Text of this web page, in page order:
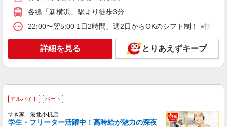
キープ 詳細を見る
パート
未経験OK！ピザハットピザメイクスタッフ
神奈川県横浜市港北区岸根町438 昭和シェル
岸根SS内
各線「新横浜」駅より徒歩3分
22:00〜翌5:00 1日2時間、週2日からOKのシフト制！ ●扶養
詳細を見る とりあえずキープ
アルバイト パート
すき家 港北小机店
学生・フリーター活躍中！高時給が魅力の深夜